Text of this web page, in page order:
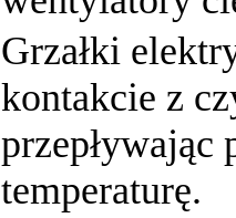
Grzałki
kontakcie z
przepływając
temperaturę.